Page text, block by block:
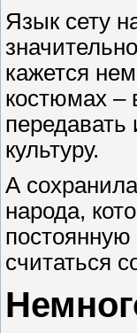
Язык сету
кажется
костюмах –
культуру.
А
народа,
считаться